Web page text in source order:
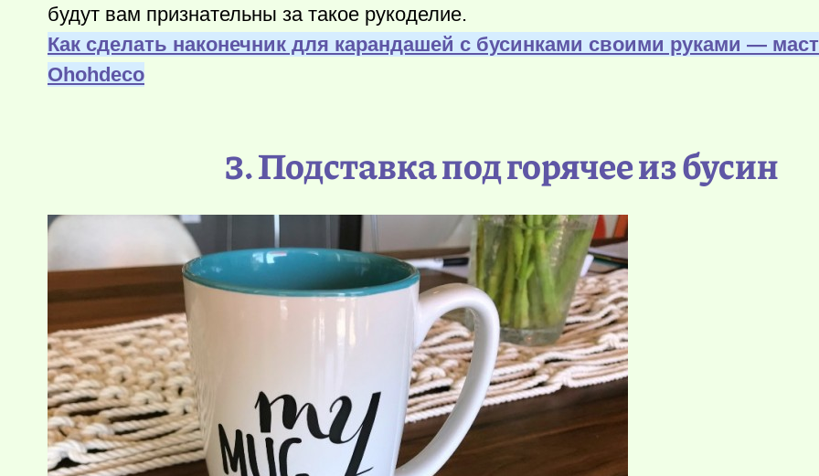
будут вам признательны за такое рукоделие.
Как сделать наконечник для карандашей с бусинками своими руками —
Оhohdeco
3. Подставка под горячее из бусин